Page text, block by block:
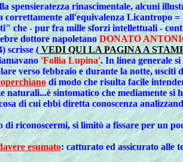
spensieratezza rinascimentale, alcuni
correttamente all'equivalenza Licantropo =
che - pur fra mille sforzi intellettuali -
dottore napoletano DONATO
scrisse ( VEDI QUI LA PAGINA A
'Follia Lupina'. In linea generale
verso febbraio e durante la notte, usciti
di modo che risulta facile
sintomatico che mediamente si
di cui ebbi diretta conoscenza
riconoscermi, si limitò a fissare per un
esumato: catturato ed assicurato alle